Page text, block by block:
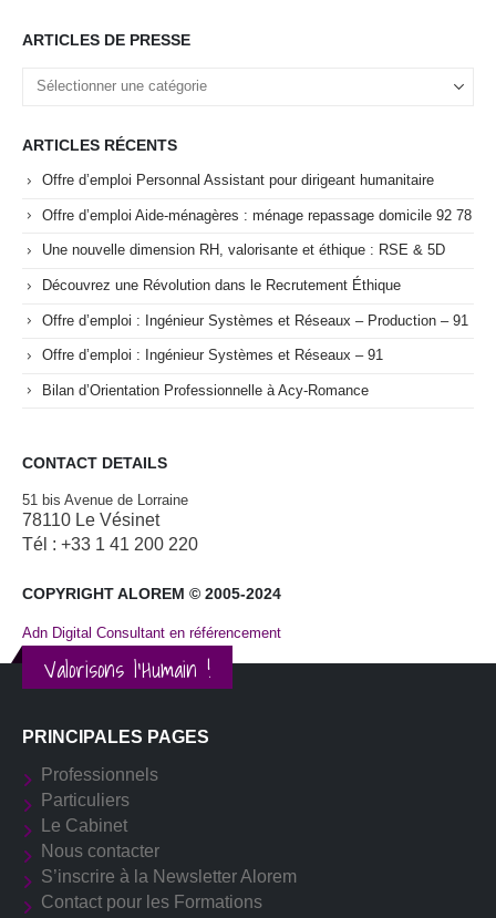
ARTICLES DE PRESSE
ARTICLES RÉCENTS
Offre d’emploi Personnal Assistant pour dirigeant humanitaire
Offre d’emploi Aide-ménagères : ménage repassage domicile 92 78
Une nouvelle dimension RH, valorisante et éthique : RSE & 5D
Découvrez une Révolution dans le Recrutement Éthique
Offre d’emploi : Ingénieur Systèmes et Réseaux – Production – 91
Offre d’emploi : Ingénieur Systèmes et Réseaux – 91
Bilan d’Orientation Professionnelle à Acy-Romance
CONTACT DETAILS
51 bis Avenue de Lorraine
78110 Le Vésinet
Tél : +33 1 41 200 220
COPYRIGHT ALOREM © 2005-2024
Adn Digital Consultant en référencement
Valorisons l'Humain !
PRINCIPALES PAGES
Professionnels
Particuliers
Le Cabinet
Nous contacter
S’inscrire à la Newsletter Alorem
Contact pour les Formations